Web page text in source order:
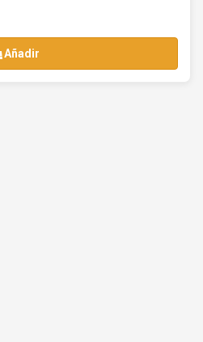
Añadir